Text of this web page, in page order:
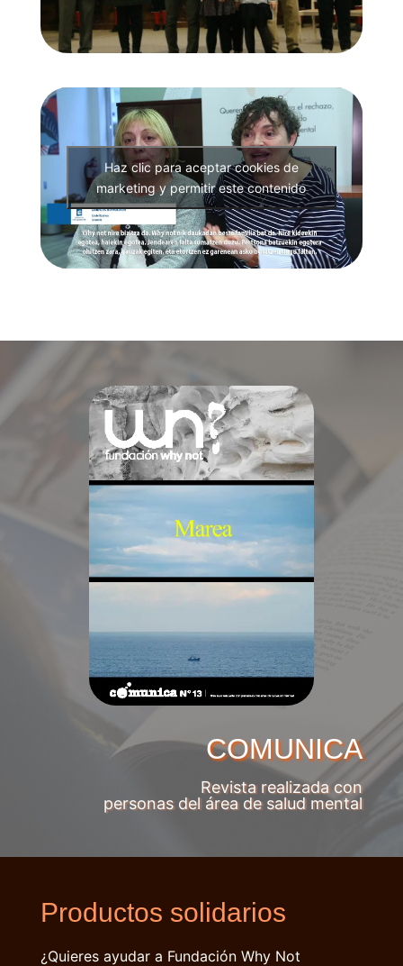
Haz clic para aceptar cookies de
marketing y permitir este contenido
COMUNICA
Revista realizada con
personas del área de salud mental
Productos solidarios
¿Quieres ayudar a Fundación Why Not